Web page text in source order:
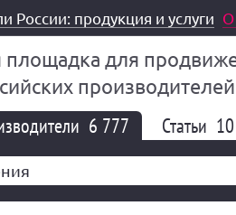
России: продукция и услуги О
для
производителей
6 777 Статьи